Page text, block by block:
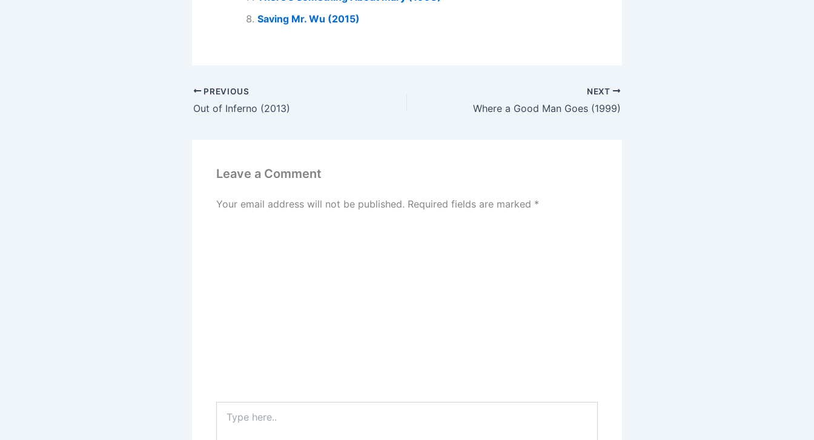
Saving Mr. Wu (2015)
PREVIOUS
Out of Inferno (2013)
NEXT
Where a Good Man Goes (1999)
Leave a Comment
Your email address will not be published. Required fields are marked *
here..